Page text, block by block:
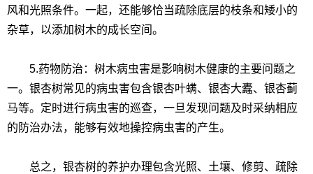
风和光照条件。一起，还能够恰当疏除底层的枝条和矮小的
杂草，以添加树木的成长空间。
5.药物防治：树木病虫害是影响树木健康的主要问题之
一。银杏树常见的病虫害包含银杏叶螨、银杏大蠹、银杏蓟
马等。定时进行病虫害的巡查，一旦发现问题及时采纳相应
的防治办法，能够有效地操控病虫害的产生。
总之，银杏树的养护办理包含光照、土壤、修剪、疏除